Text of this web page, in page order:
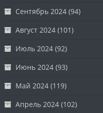
Сентябрь 2024 (94)
Август 2024 (101)
Июль 2024 (92)
Июнь 2024 (93)
Май 2024 (119)
Апрель 2024 (102)